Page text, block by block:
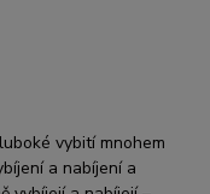
vybití mnohem
a nabíjení a